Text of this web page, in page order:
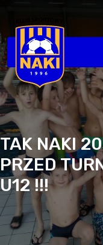
TAK NAKI
PRZED
U12 !!!